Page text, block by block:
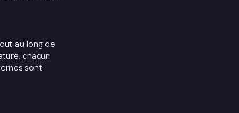
au long de
chacun
sont